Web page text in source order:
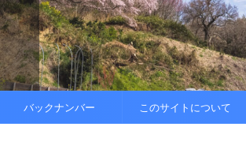
バックナンバー このサイトについて